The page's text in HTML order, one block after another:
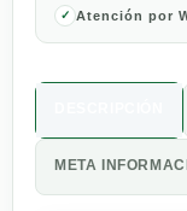
Atención por
META